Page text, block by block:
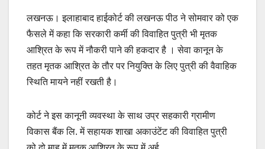
लखनऊ। इलाहाबाद हाईकोर्ट की लखनऊ पीठ ने सोमवार को एक
फैसले में कहा कि सरकारी कर्मी की विवाहित पुत्री भी मृतक
आश्रित के रूप में नौकरी पाने की हकदार है । सेवा कानून के
तहत मृतक आश्रित के तौर पर नियुक्ति के लिए पुत्री की वैवाहिक
स्थिति मायने नहीं रखती है।
कोर्ट ने इस कानूनी व्यवस्था के साथ उप्र सहकारी ग्रामीण
विकास बैंक लि. में सहायक शाखा अकाउंटेंट की विवाहित पुत्री